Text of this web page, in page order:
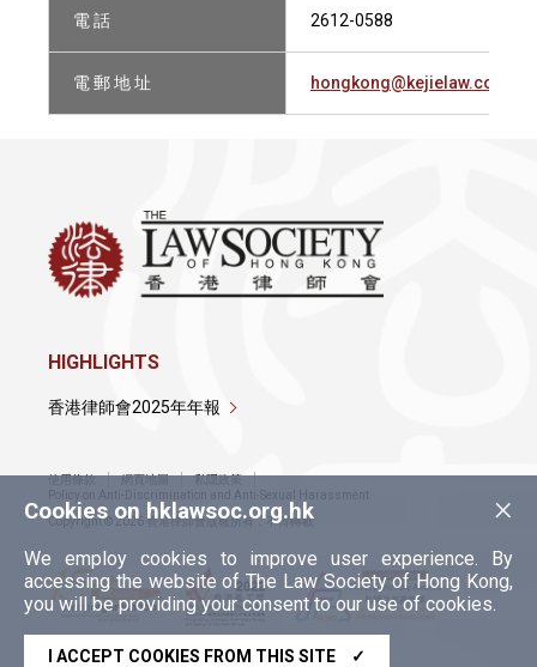
電 話 2612-0588
電 郵 地 址 hongkong@kejielaw.com
×
Cookies on hklawsoc.org.hk
We employ cookies to improve user experience. By
accessing the website of The Law Society of Hong Kong,
you will be providing your consent to our use of cookies.
I ACCEPT COOKIES FROM THIS SITE ✓
HIGHLIGHTS
香港律師會2025年年報
使用條款 網頁地圖
私隱政策
Policy on Anti-Discrimination and Anti-Sexual Harassment
Copyright © 2026 香港律師會版權所有，不得轉載